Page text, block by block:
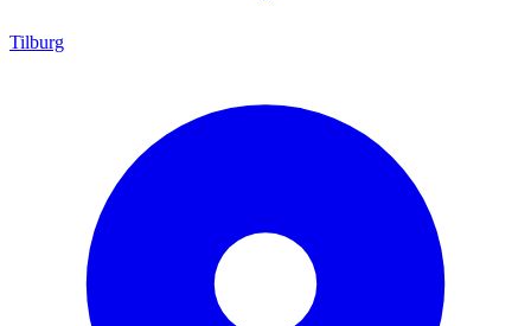
Tilburg